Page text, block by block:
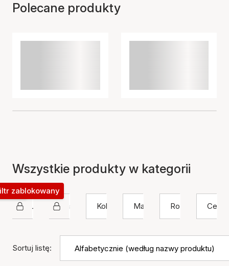
Polecane produkty
Wszystkie produkty w kategorii
Studio Z
Naszyjnik
zablokowany
Kolor
Materiał Rozmiar Cena
Sortuj listę: